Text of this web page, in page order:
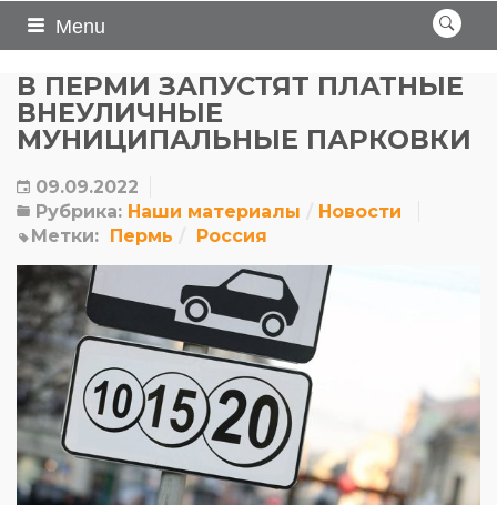
Menu
В ПЕРМИ ЗАПУСТЯТ ПЛАТНЫЕ
ВНЕУЛИЧНЫЕ
МУНИЦИПАЛЬНЫЕ ПАРКОВКИ
09.09.2022
Рубрика: Наши материалы
Новости
Метки: Пермь Россия